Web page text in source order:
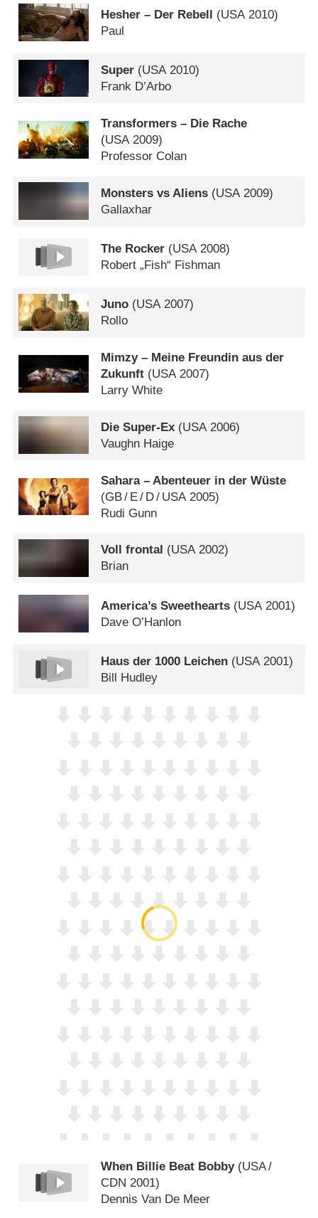
Hesher – Der Rebell (USA2010)
Paul
Super (USA2010)
Frank D’Arbo
Transformers – Die Rache
(USA2009)
Professor Colan
Monsters vs Aliens (USA 2009)
Gallaxhar
The Rocker (USA2008)
Robert „Fish“ Fishman
Juno (USA2007)
Rollo
Mimzy – Meine Freundin aus der
Zukunft (USA2007)
Larry White
Die Super-Ex (USA 2006)
Vaughn Haige
Sahara – Abenteuer in der Wüste
(GB/ E/ D/ USA 2005)
Rudi Gunn
Voll frontal (USA2002)
Brian
America’s Sweethearts (USA 2001)
Dave O’Hanlon
Haus der 1000 Leichen (USA2001)
Bill Hudley
When Billie Beat Bobby(USA/
CDN 2001)
Dennis Van De Meer